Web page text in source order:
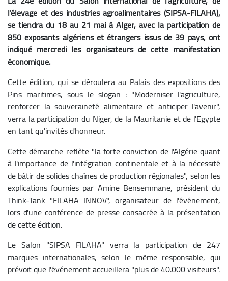
l'élevage et des industries agroalimentaires (SIPSA-FILAHA),
se tiendra du 18 au 21 mai à Alger, avec la participation de
850 exposants algériens et étrangers issus de 39 pays, ont
indiqué mercredi les organisateurs de cette manifestation
économique.
Cette édition, qui se déroulera au Palais des expositions des
Pins maritimes, sous le slogan : "Moderniser l'agriculture,
renforcer la souveraineté alimentaire et anticiper l'avenir",
verra la participation du Niger, de la Mauritanie et de l'Egypte
en tant qu'invités d'honneur.
Cette démarche reflète "la forte conviction de l'Algérie quant
à l'importance de l'intégration continentale et à la nécessité
de bâtir de solides chaînes de production régionales", selon les
explications fournies par Amine Bensemmane, président du
Think-Tank "FILAHA INNOV", organisateur de l'événement,
lors d'une conférence de presse consacrée à la présentation
de cette édition.
Le Salon "SIPSA FILAHA" verra la participation de 247
marques internationales, selon le même responsable, qui
prévoit que l'événement accueillera "plus de 40.000 visiteurs".